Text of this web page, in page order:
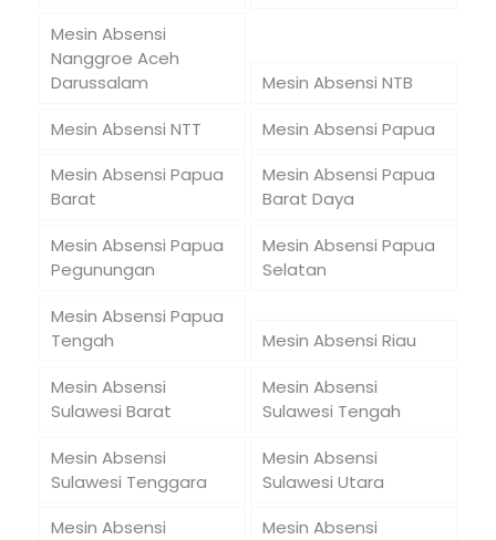
Mesin Absensi
Nanggroe Aceh
Darussalam
Mesin Absensi NTB
Mesin Absensi NTT
Mesin Absensi Papua
Mesin Absensi Papua
Barat
Mesin Absensi Papua
Barat Daya
Mesin Absensi Papua
Pegunungan
Mesin Absensi Papua
Selatan
Mesin Absensi Papua
Tengah
Mesin Absensi Riau
Mesin Absensi
Sulawesi Barat
Mesin Absensi
Sulawesi Tengah
Mesin Absensi
Sulawesi Tenggara
Mesin Absensi
Sulawesi Utara
Mesin Absensi
Mesin Absensi